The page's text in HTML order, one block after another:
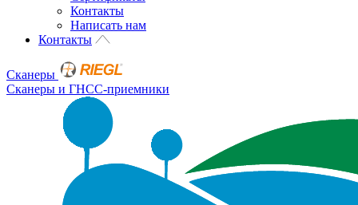
Контакты
Написать нам
Контакты
Сканеры
Сканеры и ГНСС-приемники